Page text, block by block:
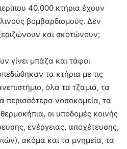
40.000 κτήρια έχουν
βομβαρδισμούς. Δεν
και σκοτώνουν;
γίνει μπάζα και τάφοι
τα κτήρια με τις
όλα τα τζαμιά, τα
περισσότερα νοσοκομεία, τα
οι υποδομές κοινής
ενέργειας, αποχέτευσης,
ακόμα και τα μνημεία, τα